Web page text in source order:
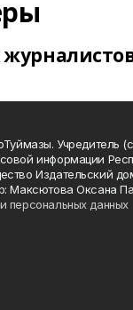
Учредитель
информации
Издательский
Максютова Оксана
персональных данных